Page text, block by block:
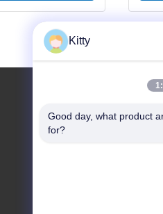
para aplicações
cerâmicas industriais
Material De KCF
Kitty
Good day, what product
for?